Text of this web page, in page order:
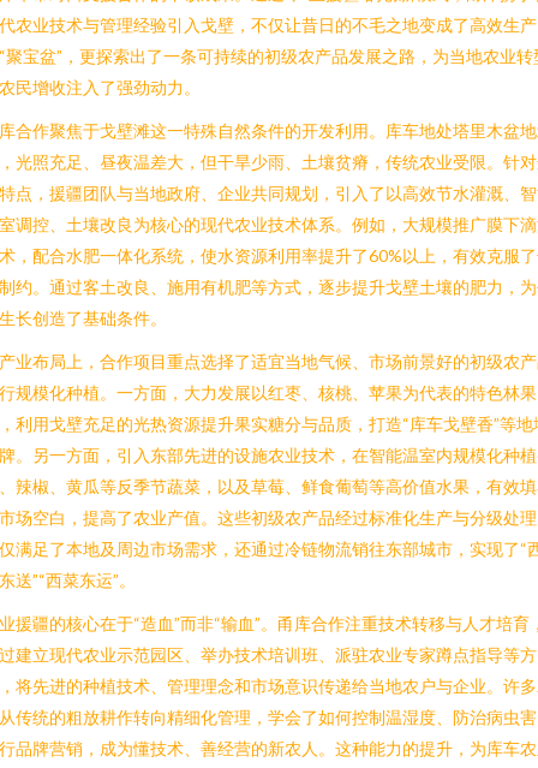
农业技术与管理经验引入戈壁，不仅让昔日的不毛之地变成了高效生产
聚宝盆”，更探索出了一条可持续的初级农产品发展之路，为当地农业转
民增收注入了强劲动力。
合作聚焦于戈壁滩这一特殊自然条件的开发利用。库车地处塔里木盆
光照充足、昼夜温差大，但干旱少雨、土壤贫瘠，传统农业受限。针
点，援疆团队与当地政府、企业共同规划，引入了以高效节水灌溉、
调控、土壤改良为核心的现代农业技术体系。例如，大规模推广膜下
，配合水肥一体化系统，使水资源利用率提升了60%以上，有效克服
约。通过客土改良、施用有机肥等方式，逐步提升戈壁土壤的肥力，
长创造了基础条件。
业布局上，合作项目重点选择了适宜当地气候、市场前景好的初级农
规模化种植。一方面，大力发展以红枣、核桃、苹果为代表的特色林果
利用戈壁充足的光热资源提升果实糖分与品质，打造“库车戈壁香”等地
。另一方面，引入东部先进的设施农业技术，在智能温室内规模化种
辣椒、黄瓜等反季节蔬菜，以及草莓、鲜食葡萄等高价值水果，有效
场空白，提高了农业产值。这些初级农产品经过标准化生产与分级处
满足了本地及周边市场需求，还通过冷链物流销往东部城市，实现了“
送”“西菜东运”。
援疆的核心在于“造血”而非“输血”。甬库合作注重技术转移与人才培育
建立现代农业示范园区、举办技术培训班、派驻农业专家蹲点指导等方
将先进的种植技术、管理理念和市场意识传递给当地农户与企业。许
传统的粗放耕作转向精细化管理，学会了如何控制温湿度、防治病虫
品牌营销，成为懂技术、善经营的新农人。这种能力的提升，为库车